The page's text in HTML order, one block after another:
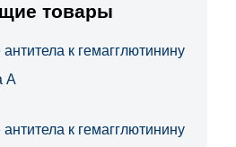
товары
к гемагглютинину
А
к гемагглютинину